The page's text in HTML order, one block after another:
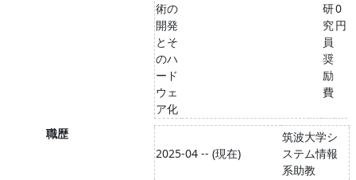
術の
開発
とそ
のハ
ード
ウェ
ア化
研
究
員
奨
励
費
0
円
職歴
2025-04 -- (現在)
筑波大学シ
ステム情報
系助教